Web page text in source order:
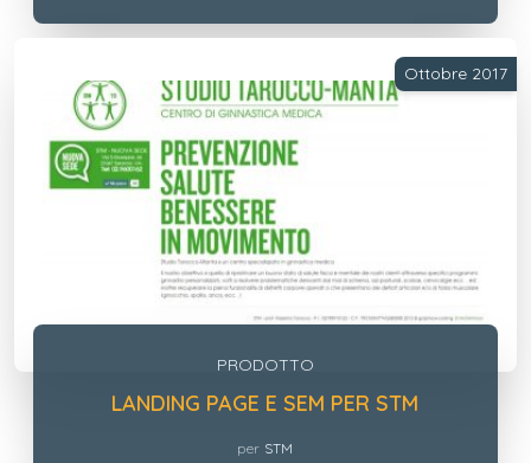
Ottobre 2017
PRODOTTO
LANDING PAGE E SEM PER STM
per STM